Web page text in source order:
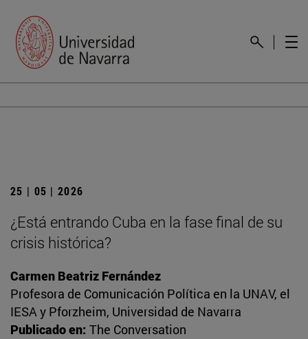
25 | 05 | 2026
¿Está entrando Cuba en la fase final de su
crisis histórica?
Carmen Beatriz Fernández
Profesora de Comunicación Política en la UNAV, el
IESA y Pforzheim, Universidad de Navarra
Publicado en: The Conversation